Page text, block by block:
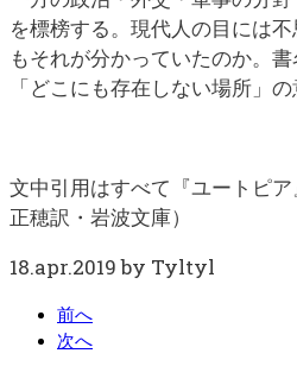
を標榜する。現代人の目には
もそれが分かっていたのか。
「どこにも存在しない場所」の
文中引用はすべて『ユートピ
正穂訳・岩波文庫）
18.apr.2019 by Tyltyl
前へ
次へ